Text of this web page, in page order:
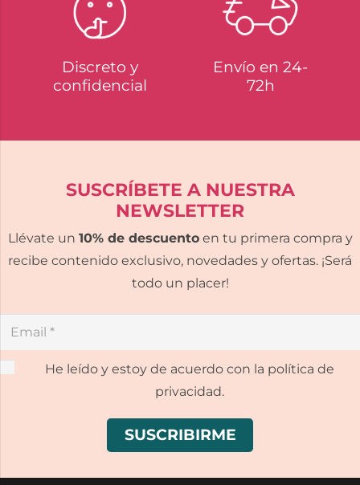
Discreto y
confidencial
Envío en 24-
72h
SUSCRÍBETE A NUESTRA
NEWSLETTER
Llévate un 10% de descuentoen tu primera compra y
recibe contenido exclusivo, novedades y ofertas. ¡Será
todo un placer!
He leído y estoy de acuerdo con la política de
privacidad.